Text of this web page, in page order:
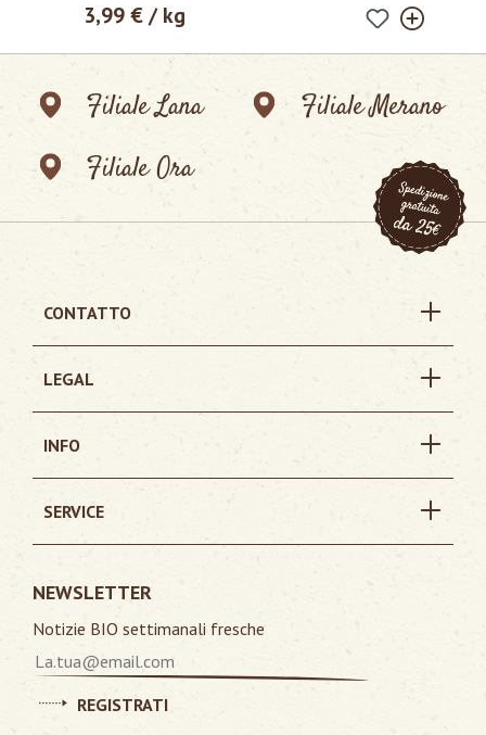
Prezzo normale:
3,99 € / kg
Filiale Lana
Filiale Merano
Filiale Ora
CONTATTO
LEGAL
INFO
SERVICE
NEWSLETTER
Notizie BIO settimanali fresche
REGISTRATI